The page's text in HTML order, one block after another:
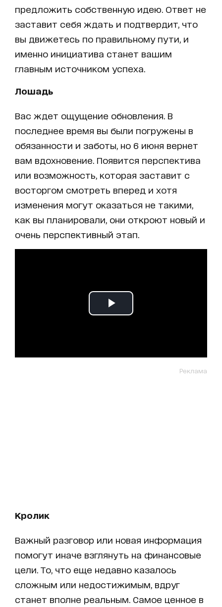
предложить собственную идею. Ответ не
заставит себя ждать и подтвердит, что
вы движетесь по правильному пути, и
именно инициатива станет вашим
главным источником успеха.
Лошадь
Вас ждет ощущение обновления. В
последнее время вы были погружены в
обязанности и заботы, но 6 июня вернет
вам вдохновение. Появится перспектива
или возможность, которая заставит с
восторгом смотреть вперед и хотя
изменения могут оказаться не такими,
как вы планировали, они откроют новый и
очень перспективный этап.
Реклама
Кролик
Важный разговор или новая информация
помогут иначе взглянуть на финансовые
цели. То, что еще недавно казалось
сложным или недостижимым, вдруг
станет вполне реальным. Самое ценное в